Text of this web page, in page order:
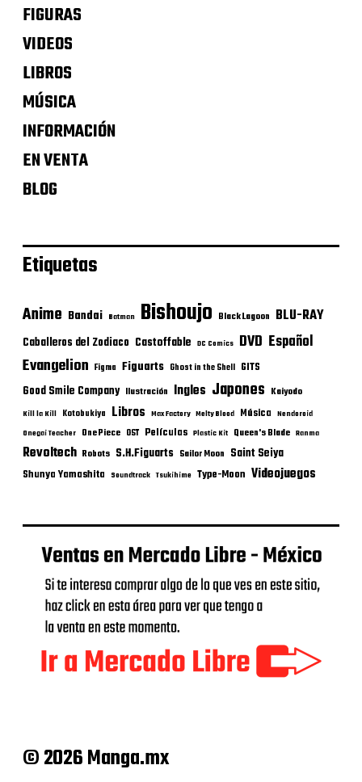
FIGURAS
VIDEOS
LIBROS
MÚSICA
INFORMACIÓN
EN VENTA
BLOG
Etiquetas
Anime Bandai Batman Bishoujo Black Lagoon BLU-RAY
Caballeros del Zodiaco Castoffable DC Comics DVD Español
Evangelion Figma Figuarts Ghost in the Shell GITS
Good Smile Company Ilustración Ingles Japones Kaiyodo
Kill la Kill Kotobukiya Libros Max Factory Melty Blood Música Nendoroid
Onegai Teacher One Piece OST Películas Plastic Kit Queen's Blade Ranma
Revoltech Robots S.H.Figuarts Sailor Moon Saint Seiya
Shunya Yamashita Soundtrack Tsukihime Type-Moon Videojuegos
© 2026 Manga.mx